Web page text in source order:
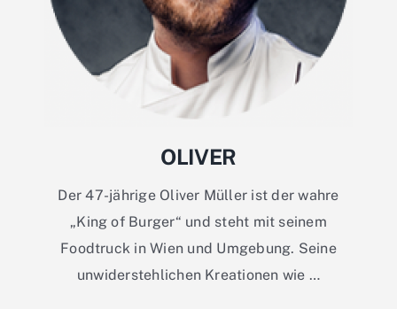
OLIVER
Der 47-jährige Oliver Müller ist der wahre
„King of Burger“ und steht mit seinem
Foodtruck in Wien und Umgebung. Seine
unwiderstehlichen Kreationen wie …